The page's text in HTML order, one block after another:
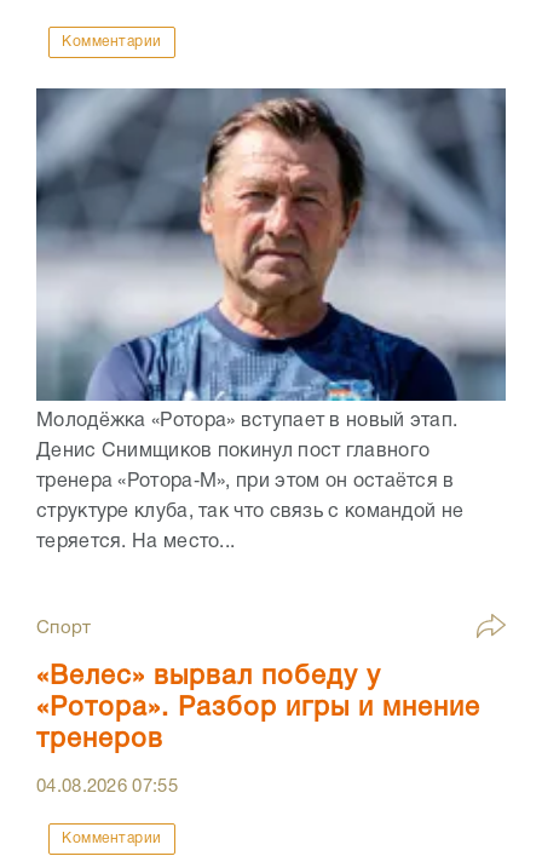
Комментарии
Молодёжка «Ротора» вступает в новый этап.
Денис Снимщиков покинул пост главного
тренера «Ротора‑М», при этом он остаётся в
структуре клуба, так что связь с командой не
теряется. На место...
Спорт
«Велес» вырвал победу у
«Ротора». Разбор игры и мнение
тренеров
04.08.202607:55
Комментарии